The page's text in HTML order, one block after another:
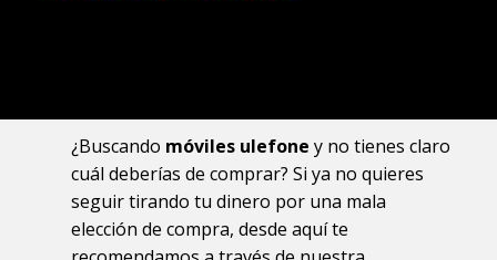
¿Buscando móviles ulefone y no tienes claro
cuál deberías de comprar? Si ya no quieres
seguir tirando tu dinero por una mala
elección de compra, desde aquí te